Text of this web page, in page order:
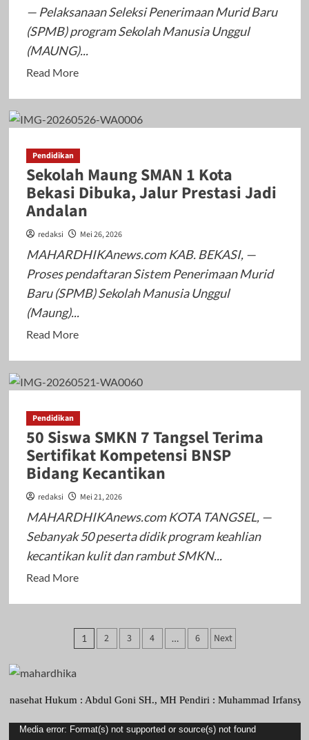
Rp1,3
Miliar
— Pelaksanaan Seleksi Penerimaan Murid Baru
(SPMB) program Sekolah Manusia Unggul
(MAUNG)...
Read MoreRead
Pendaftaran
SMAN
5
Karawang
Jadwal,
dan
Cara
Daftar
Tahun
2026/2027
Pendidikan
Sekolah Maung SMAN 1 Kota
Bekasi Dibuka, Jalur Prestasi Jadi
Andalan
redaksi Mei 26, 2026
MAHARDHIKAnews.com KAB. BEKASI, —
Proses pendaftaran Sistem Penerimaan Murid
Baru (SPMB) Sekolah Manusia Unggul
(Maung)...
Read MoreRead
Sekolah
1
Kota
Bekasi
Prestasi
Jadi
Andalan
Pendidikan
50 Siswa SMKN 7 Tangsel Terima
Sertifikat Kompetensi BNSP
Bidang Kecantikan
redaksi Mei 21, 2026
MAHARDHIKAnews.com KOTA TANGSEL, —
Sebanyak 50 peserta didik program keahlian
kecantikan kulit dan rambut SMKN...
Read MoreRead
50
Siswa
Tangsel
Sertifikat
Paginasi
1 2 3 4 … 6 Next
Hukum : Abdul Goni SH., MH Pendiri : Muhammad Irfansyah,
Pemutar
Media error: Format(s) not supported or source(s) not found